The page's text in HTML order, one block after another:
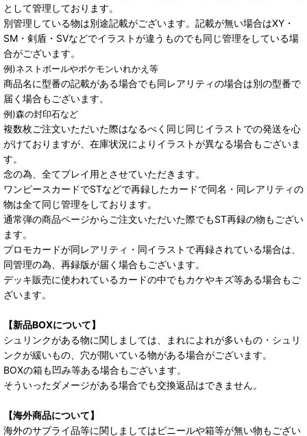
として管理しております。
別管理している物は別途記載がございます。記載が無い場合はXY・
SM・剣盾・SVなどでイラストが違うものでも同じ管理をしている場
合がございます。
例)ネストボールやポケモンいれかえ等
商品名に型番の記載がある場合でも同レアリティの場合は別の型番で
届く場合もございます。
例)森の封印石など
複数枚ご注文いただいた際はなるべく同じ同じイラストでの発送を心
がけておりますが、在庫状況によりイラストが異なる場合もございま
す。
念の為、全てプレイ用とさせていただきます。
ワンピースカードでSTなどで再録したカードで同名・同レアリティの
物は全て同じ管理をしております。
通常弾の商品ページからご注文いただいた際でもST再録の物もござい
ます。
プロモカードが同レアリティ・同イラストで再録されている場合は、
同管理の為、再録版が届く場合もございます。
デッキ販売に使われているカードの中でもカケやキズ等ある場合もご
ざいます。
【新品BOXについて】
シュリンクがある物に関しましては、まれによれが多いもの・シュリ
ンクが緩いもの、穴が開いている物がある場合がございます。
BOXの箱も凹み等ある場合もございます。
そういったダメージがある場合でも交換返品はできません。
【海外商品について】
海外のサプライ品等に関しましてはビニールや箱等が無い物もござい